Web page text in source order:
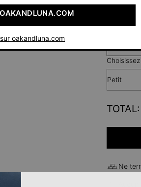
Petit
TOTAL:
Ne
oakandluna.com